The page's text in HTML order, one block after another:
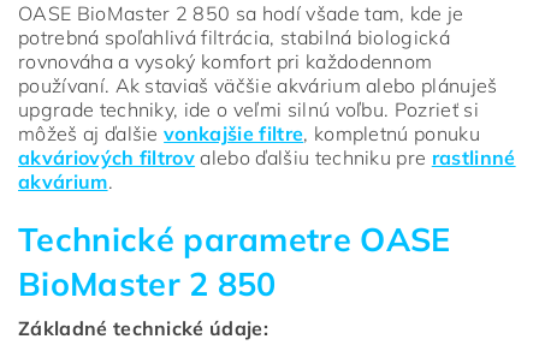
OASE BioMaster 2 850 sa hodí všade tam, kde je
potrebná spoľahlivá filtrácia, stabilná biologická
rovnováha a vysoký komfort pri každodennom
používaní. Ak staviaš väčšie akvárium alebo plánuješ
upgrade techniky, ide o veľmi silnú voľbu. Pozrieť si
môžeš aj ďalšievonkajšie filtre, kompletnú ponuku
akváriových filtrov alebo ďalšiu techniku pre rastlinné
akvárium.
Technické parametre OASE
BioMaster 2 850
Základné technické údaje: